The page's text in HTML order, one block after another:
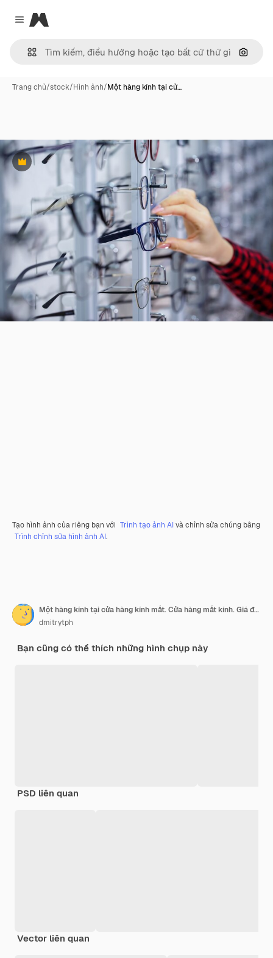
Close menu
Magnific
Tìm
Trang chủ/stock/Hình ảnh/Một hàng kính tại cử…
Phần thưởng
Tạo hình ảnh của riêng bạn với Trình tạo ảnh AIvà chỉnh sửa chúng bằng
Trình chỉnh sửa hình ảnh AI.
Một hàng kính tại cửa hàng kính mắt. Cửa hàng mắt kính. Giá đỡ với kính trong cửa hàng quang học. Bàn tay của người phụ nữ cho thấy kính
dmitrytph
Bạn cũng có thể thích những hình chụp này
PSD liên quan
Vector liên quan